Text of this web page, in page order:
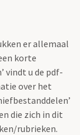
er allemaal
korte
vindt u de pdf-
over het
die zich in dit
rubrieken.